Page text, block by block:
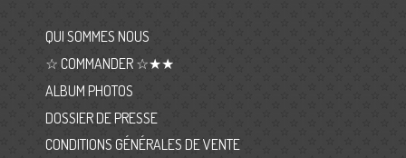
QUI SOMMES NOUS
☆ COMMANDER ☆★★
ALBUM PHOTOS
DOSSIER DE PRESSE
CONDITIONS GÉNÉRALES DE VENTE